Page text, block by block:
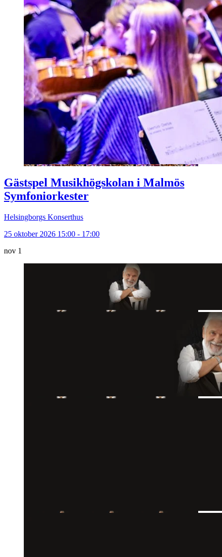
Gästspel Musikhögskolan i Malmös
Symfoniorkester
Helsingborgs Konserthus
25 oktober 2026 15:00 - 17:00
nov 1